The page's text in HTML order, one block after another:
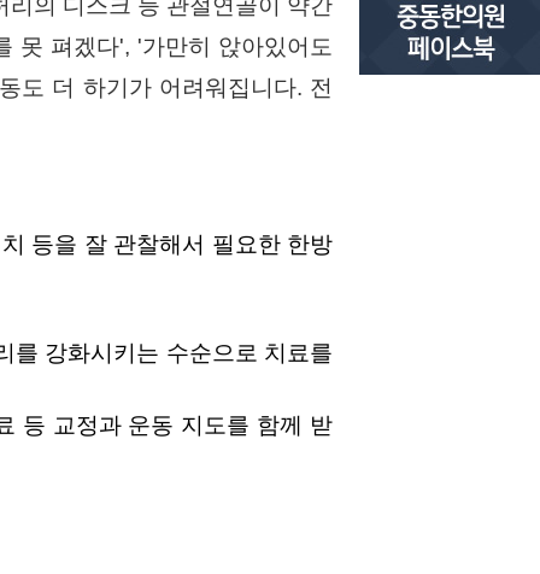
의 디스크 등 관절연골이 약간
못 펴겠다', '가만히 앉아있어도
도 더 하기가 어려워집니다. 전
등을 잘 관찰해서 필요한 한방
를 강화시키는 수순으로 치료를
등 교정과 운동 지도를 함께 받